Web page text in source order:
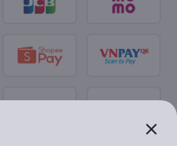
close